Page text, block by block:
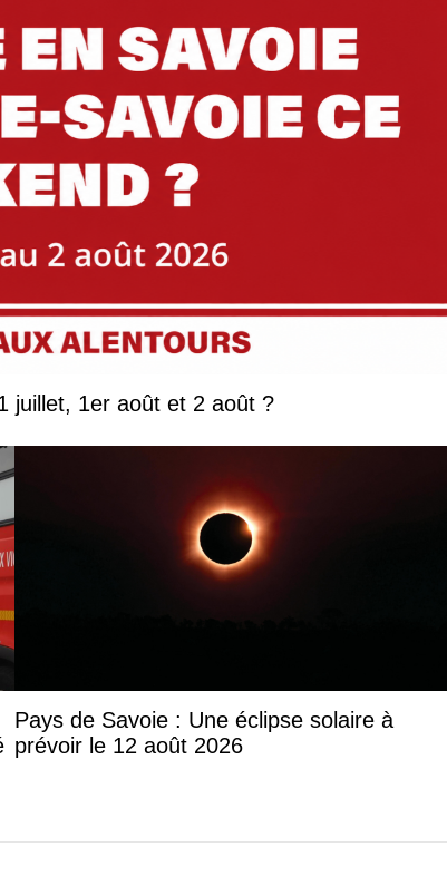
Que faire en Savoie et Haute-Savoie les 31 juillet, 1er août et 2 août ?
Pays de Savoie : Une éclipse solaire à
prévoir le 12 août 2026